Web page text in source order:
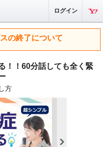
ログイン
の終了について
！！60分話しても全く緊
方